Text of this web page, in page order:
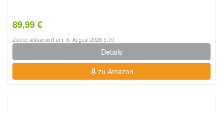
89,99 €
Zuletzt aktualisiert am: 6. August 2026 5:19
Details
zu Amazon